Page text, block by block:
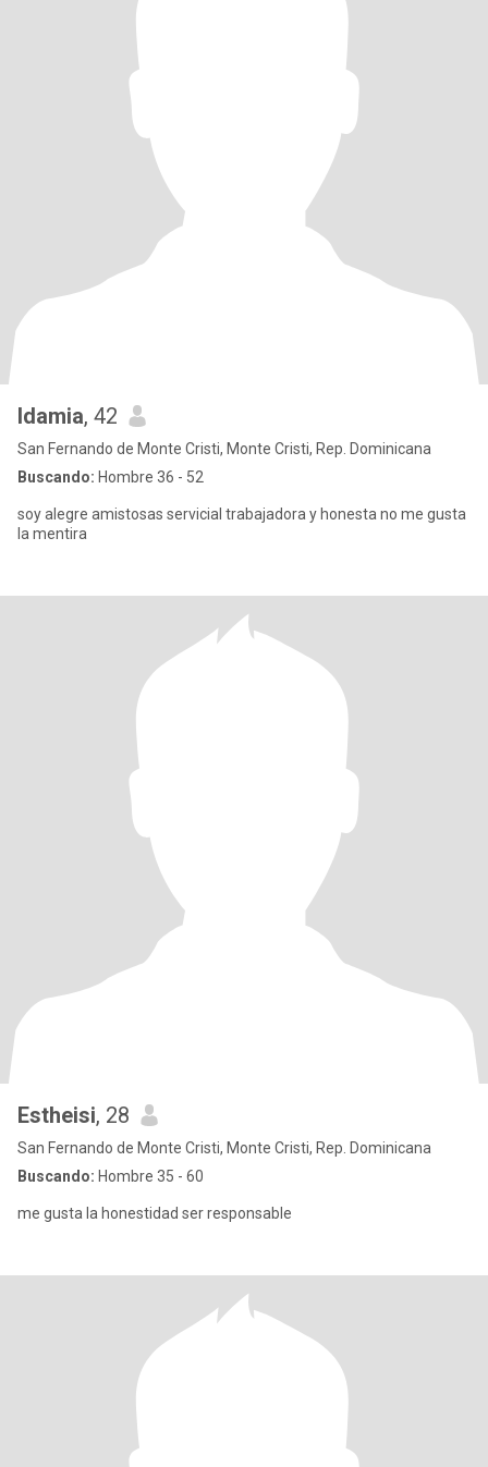
Idamia, 42
San Fernando de Monte Cristi, Monte Cristi, Rep. Dominicana
Buscando: Hombre 36 - 52
soy alegre amistosas servicial trabajadora y honesta no me gusta
la mentira
Estheisi, 28
San Fernando de Monte Cristi, Monte Cristi, Rep. Dominicana
Buscando: Hombre 35 - 60
me gusta la honestidad ser responsable